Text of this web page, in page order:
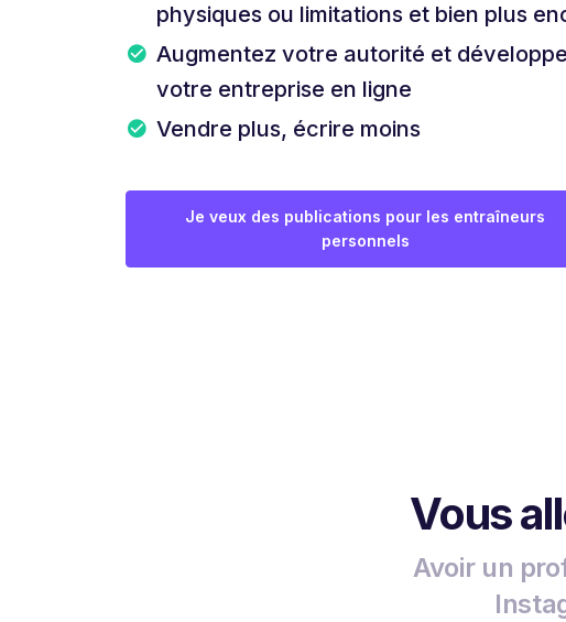
physiques ou limitations et bien plus
Augmentez votre autorité et
votre entreprise en ligne
Vendre plus, écrire moins
Je veux des publications pour les entraîneurs
personnels
Vous
Avoir un